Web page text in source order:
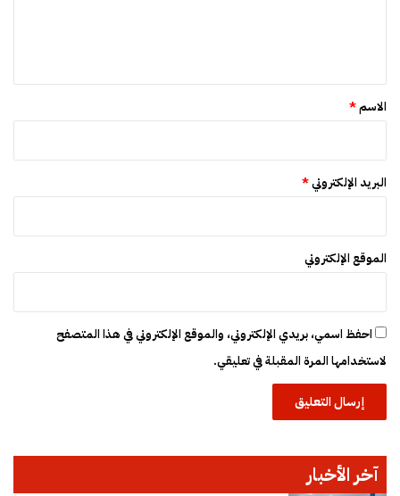
*
الاسم*
البريد الإلكتروني*
الموقع الإلكتروني
احفظ اسمي، بريدي الإلكتروني، والموقع الإلكتروني في هذا المتصفح
لاستخدامها المرة المقبلة في تعليقي.
آخر الأخبار